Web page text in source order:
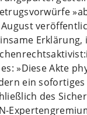
»Diese Akte
ein
des